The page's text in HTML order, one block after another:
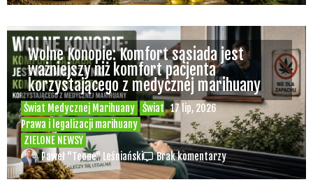
Świat Medycznej Marihuany
Świat
Prawa i legalizacji marihuany
ZIELONE NEWSY
17 lip, 2026
Wolne Konopie: Komfort sąsiada jest
ważniejszy niż komfort pacjenta
korzystającego z medycznej marihuany
Paweł "Teone" Leśniański Brak komentarzy